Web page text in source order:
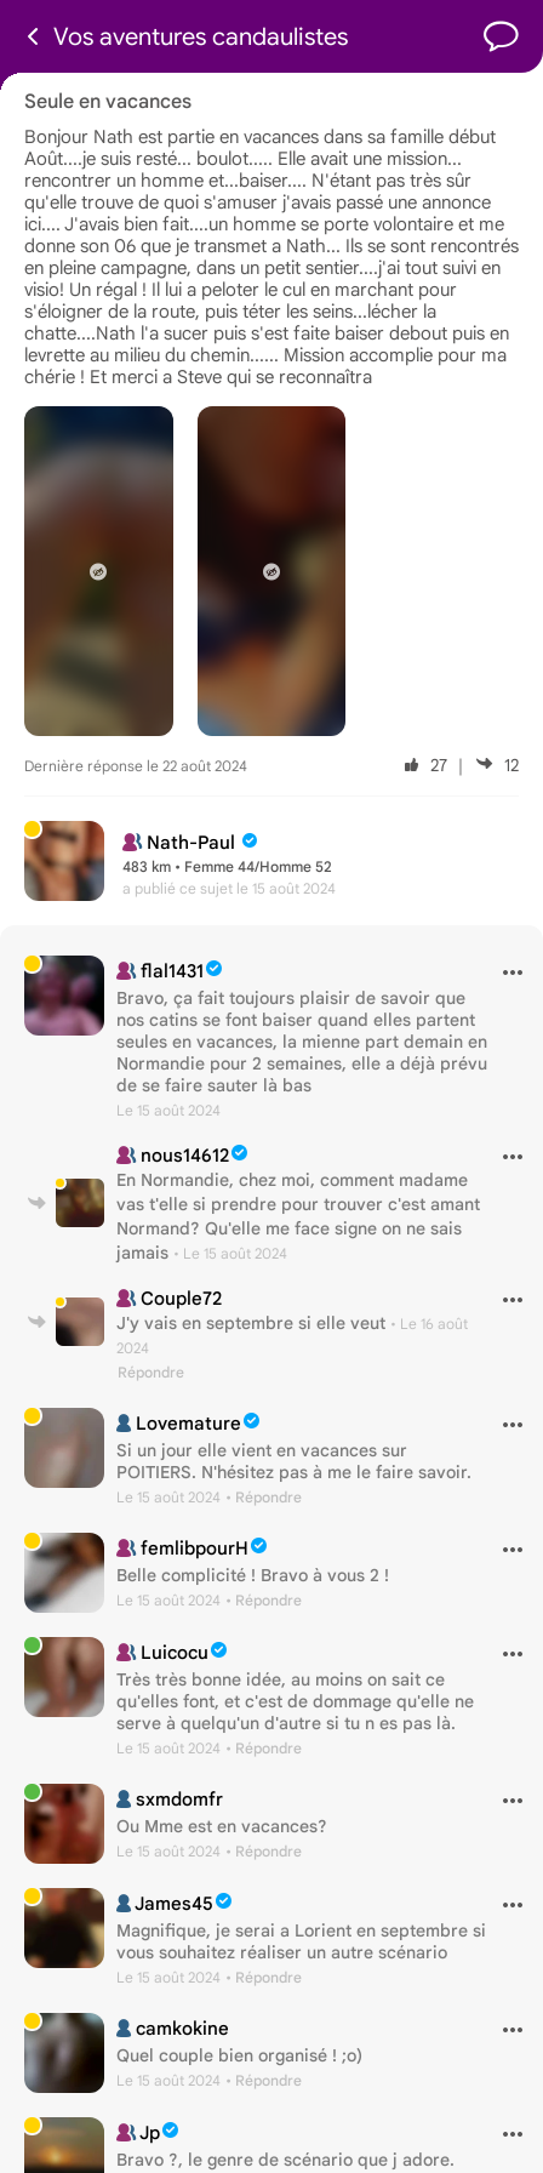
Vos aventures candaulistes
Seule en vacances
Bonjour Nath est partie en vacances dans sa famille début
Août....je suis resté... boulot..... Elle avait une mission...
rencontrer un homme et...baiser.... N'étant pas très sûr
qu'elle trouve de quoi s'amuser j'avais passé une annonce
ici.... J'avais bien fait....un homme se porte volontaire et me
donne son 06 que je transmet a Nath... Ils se sont rencontrés
en pleine campagne, dans un petit sentier....j'ai tout suivi en
visio! Un régal ! Il lui a peloter le cul en marchant pour
s'éloigner de la route, puis téter les seins...lécher la
chatte....Nath l'a sucer puis s'est faite baiser debout puis en
levrette au milieu du chemin...... Mission accomplie pour ma
chérie ! Et merci a Steve qui se reconnaîtra
Dernière réponse le 22 août 2024 27 ｜ 12
Nath-Paul
483 km • Femme 44/Homme 52
a publié ce sujet le 15 août 2024
flal1431
Bravo, ça fait toujours plaisir de savoir que
nos catins se font baiser quand elles partent
seules en vacances, la mienne part demain en
Normandie pour 2 semaines, elle a déjà prévu
de se faire sauter là bas
Le 15 août 2024
nous14612
En Normandie, chez moi, comment madame
vas t'elle si prendre pour trouver c'est amant
Normand? Qu'elle me face signe on ne sais
jamais • Le 15 août 2024
Couple72
J'y vais en septembre si elle veut • Le 16 août
2024
Répondre
Lovemature
Si un jour elle vient en vacances sur
POITIERS. N'hésitez pas à me le faire savoir.
Le 15 août 2024 • Répondre
femlibpourH
Belle complicité ! Bravo à vous 2 !
Le 15 août 2024 • Répondre
Luicocu
Très très bonne idée, au moins on sait ce
qu'elles font, et c'est de dommage qu'elle ne
serve à quelqu'un d'autre si tu n es pas là.
Le 15 août 2024 • Répondre
sxmdomfr
Ou Mme est en vacances?
Le 15 août 2024 • Répondre
James45
Magnifique, je serai a Lorient en septembre si
vous souhaitez réaliser un autre scénario
Le 15 août 2024 • Répondre
camkokine
Quel couple bien organisé ! ;o)
Le 15 août 2024 • Répondre
Jp
Bravo ?, le genre de scénario que j adore.